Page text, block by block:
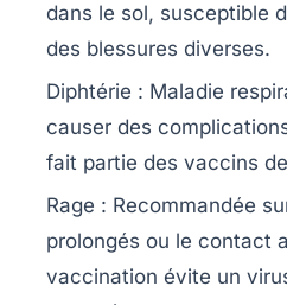
dans le sol, susceptible
des blessures diverses.
Diphtérie : Maladie
causer des
fait partie des vaccins
Rage : Recommandée
prolongés ou le contact
vaccination évite un